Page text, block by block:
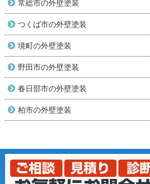
常総市の外壁塗装
つくば市の外壁塗装
境町の外壁塗装
野田市の外壁塗装
春日部市の外壁塗装
柏市の外壁塗装